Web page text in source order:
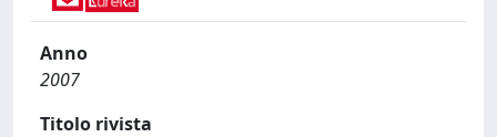
Anno
2007
Titolo rivista